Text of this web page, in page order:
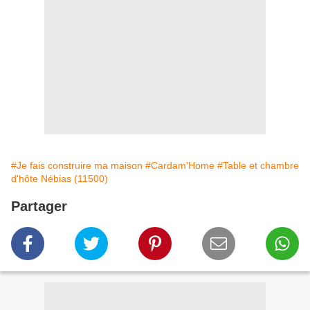
#Je fais construire ma maison #Cardam'Home #Table et chambre
d'hôte Nébias (11500)
Partager